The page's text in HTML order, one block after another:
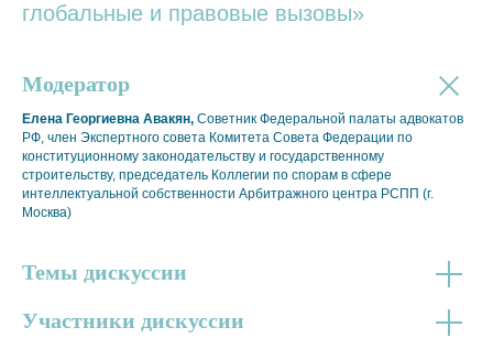
глобальные и правовые вызовы»
Модератор
Елена Георгиевна Авакян, Советник Федеральной палаты адвокатов
РФ, член Экспертного совета Комитета Совета Федерации по
конституционному законодательству и государственному
строительству, председатель Коллегии по спорам в сфере
интеллектуальной собственности Арбитражного центра РСПП (г.
Москва)
Темы дискуссии
Участники дискуссии